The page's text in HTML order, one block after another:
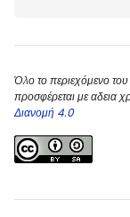
Όλο το περιεχόμενο
προσφέρεται με αδεια
Διανομή 4.0